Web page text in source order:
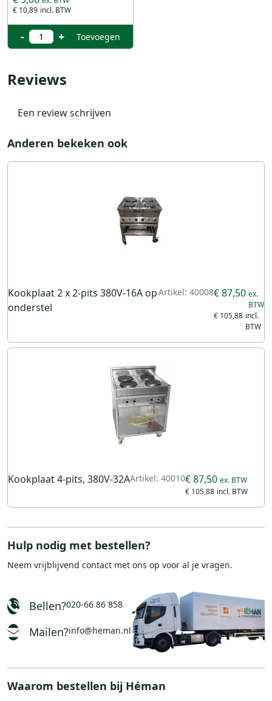
€ 10,89
- + Toevoegen
Reviews
Een review schrijven
Anderen bekeken ook
Kookplaat 2 x 2-pits 380V-16A op
onderstel
Artikel: 40008
€ 105,88
€ 87,50
Kookplaat 4-pits, 380V-32AArtikel: 40010
€ 105,88
€ 87,50
Hulp nodig met bestellen?
Neem vrijblijvend contact met ons op voor al je vragen.
Bellen?020-66 86 858
Mailen?info@heman.nl
Waarom bestellen bij Héman